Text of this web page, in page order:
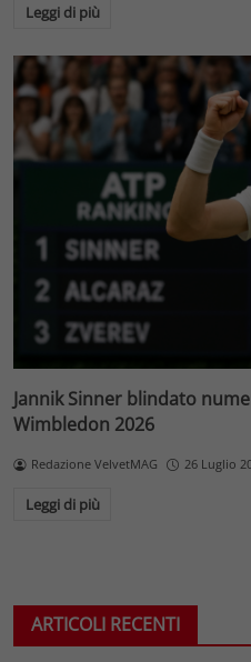
Leggi di più
Jannik Sinner blindato
Wimbledon 2026
Redazione VelvetMAG 26 Luglio
Leggi di più
ARTICOLI RECENTI